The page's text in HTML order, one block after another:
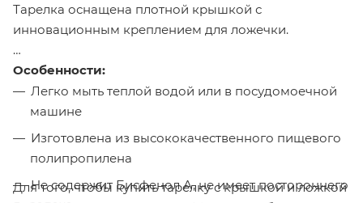
Тарелка оснащена плотной крышкой с
инновационным креплением для ложечки.
Особенности:
Легко мыть теплой водой или в посудомоечной
машине
Изготовлена из высококачественного пищевого
полипропилена
Не содержит Бисфенол А, не имеет постороннего
Для того, чтобы купить тарелку с крышкой и ложкой